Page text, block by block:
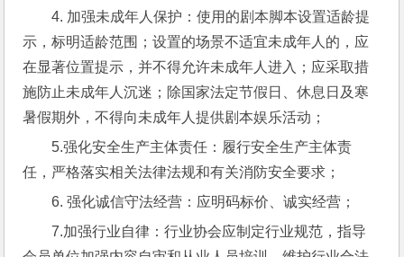
4. 加强未成年人保护：使用的剧本脚本设置适龄提
示，标明适龄范围；设置的场景不适宜未成年人的，应
在显著位置提示，并不得允许未成年人进入；应采取措
施防止未成年人沉迷；除国家法定节假日、休息日及寒
暑假期外，不得向未成年人提供剧本娱乐活动；
5.强化安全生产主体责任：履行安全生产主体责
任，严格落实相关法律法规和有关消防安全要求；
6. 强化诚信守法经营：应明码标价、诚实经营；
7.加强行业自律：行业协会应制定行业规范，指导